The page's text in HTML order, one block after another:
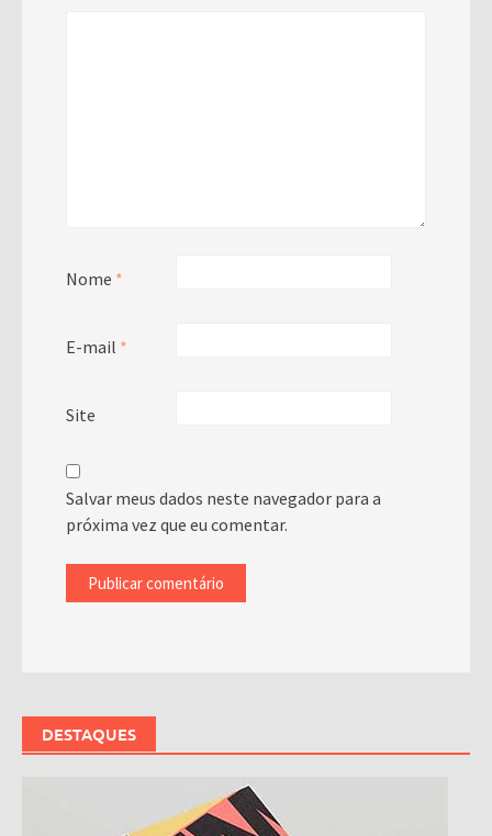
Nome *
E-mail *
Site
Salvar meus dados neste navegador para a
próxima vez que eu comentar.
DESTAQUES